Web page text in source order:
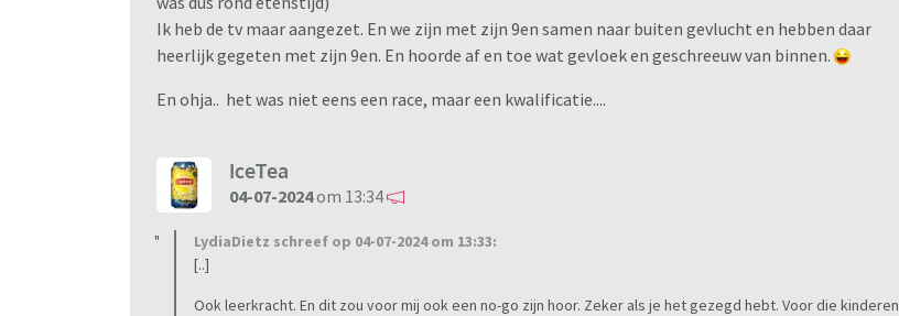
Ik heb de tv maar aangezet. En we zijn met zijn 9en samen naar buiten gevlucht en hebben daar
heerlijk gegeten met zijn 9en. En hoorde af en toe wat gevloek en geschreeuw van binnen.
En ohja.. het was niet eens een race, maar een kwalificatie....
IceTea
04-07-2024om 13:34
LydiaDietz schreef op 04-07-2024 om 13:33:
[..]
Ook leerkracht. En dit zou voor mij ook een no-go zijn hoor. Zeker als je het gezegd hebt. Voor die kinderen